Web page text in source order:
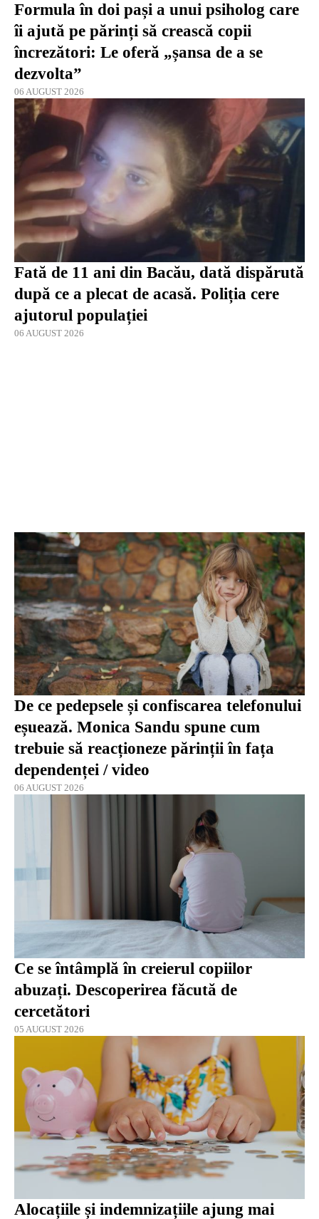
Formula în doi pași a unui psiholog care
îi ajută pe părinți să crească copii
încrezători: Le oferă „șansa de a se
dezvolta”
06 AUGUST 2026
Fată de 11 ani din Bacău, dată dispărută
după ce a plecat de acasă. Poliția cere
ajutorul populației
06 AUGUST 2026
De ce pedepsele și confiscarea telefonului
eșuează. Monica Sandu spune cum
trebuie să reacționeze părinții în fața
dependenței / video
06 AUGUST 2026
Ce se întâmplă în creierul copiilor
abuzați. Descoperirea făcută de
cercetători
05 AUGUST 2026
Alocațiile și indemnizațiile ajung mai